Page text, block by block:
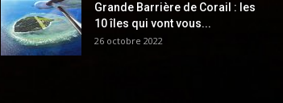
Grande Barrière de Corail : les
10 îles qui vont vous...
26 octobre 2022